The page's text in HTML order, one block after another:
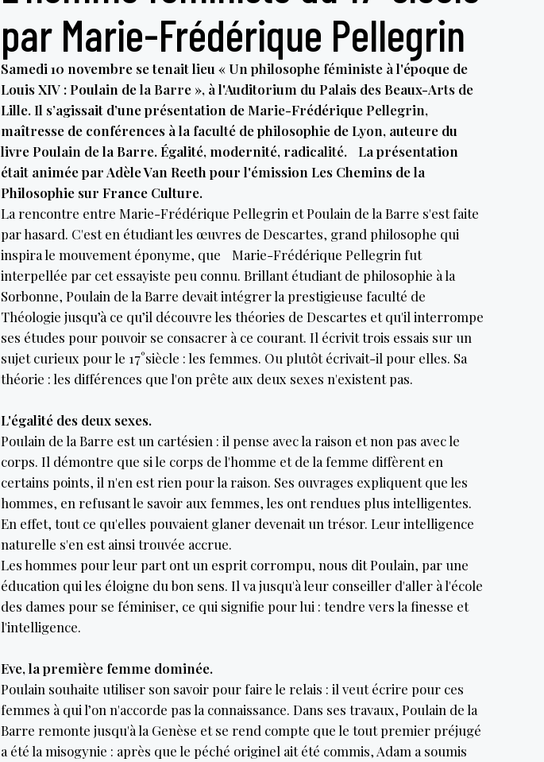
par Marie-Frédérique Pellegrin
Samedi 10 novembre se tenait lieu « Un philosophe féministe à l'époque de
Louis XIV : Poulain de la Barre », à l'Auditorium du Palais des Beaux-Arts de
Lille. Il s’agissait d’une présentation de Marie-Frédérique Pellegrin,
maîtresse de conférences à la faculté de philosophie de Lyon, auteure du
livre Poulain de la Barre. Égalité, modernité, radicalité. La présentation
était animée par Adèle Van Reeth pour l'émission Les Chemins de la
Philosophie sur France Culture.
La rencontre entre Marie-Frédérique Pellegrin et Poulain de la Barre s'est faite
par hasard. C'est en étudiant les œuvres de Descartes, grand philosophe qui
inspira le mouvement éponyme, que Marie-Frédérique Pellegrin fut
interpellée par cet essayiste peu connu. Brillant étudiant de philosophie à la
Sorbonne, Poulain de la Barre devait intégrer la prestigieuse faculté de
Théologie jusqu’à ce qu’il découvre les théories de Descartes et qu'il interrompe
ses études pour pouvoir se consacrer à ce courant. Il écrivit trois essais sur un
sujet curieux pour le 17°siècle : les femmes. Ou plutôt écrivait-il pour elles. Sa
théorie : les différences que l'on prête aux deux sexes n'existent pas.
L'égalité des deux sexes.
Poulain de la Barre est un cartésien : il pense avec la raison et non pas avec le
corps. Il démontre que si le corps de l'homme et de la femme diffèrent en
certains points, il n'en est rien pour la raison. Ses ouvrages expliquent que les
hommes, en refusant le savoir aux femmes, les ont rendues plus intelligentes.
En effet, tout ce qu'elles pouvaient glaner devenait un trésor. Leur intelligence
naturelle s'en est ainsi trouvée accrue.
Les hommes pour leur part ont un esprit corrompu, nous dit Poulain, par une
éducation qui les éloigne du bon sens. Il va jusqu'à leur conseiller d'aller à l'école
des dames pour se féminiser, ce qui signifie pour lui : tendre vers la finesse et
l'intelligence.
Eve, la première femme dominée.
Poulain souhaite utiliser son savoir pour faire le relais : il veut écrire pour ces
femmes à qui l’on n'accorde pas la connaissance. Dans ses travaux, Poulain de la
Barre remonte jusqu'à la Genèse et se rend compte que le tout premier préjugé
a été la misogynie : après que le péché originel ait été commis, Adam a soumis